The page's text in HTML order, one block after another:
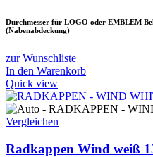
Durchmesser für LOGO oder EMBLEM
(Nabenabdeckung)
zur Wunschliste
In den Warenkorb
Quick view
Vergleichen
Radkappen Wind weiß